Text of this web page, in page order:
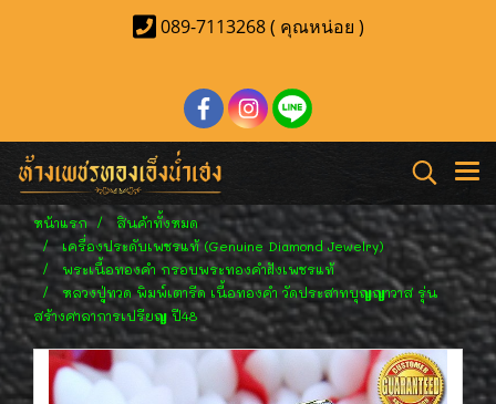
089-7113268 ( คุณหน่อย )
หน้าแรก
สินค้าทั้งหมด
เครื่องประดับเพชรแท้ (Genuine Diamond Jewelry)
พระเนื้อทองคำ กรอบพระทองคำฝังเพชรแท้
หลวงปู่ทวด พิมพ์เตารีด เนื้อทองคำ วัดประสาทบุญญาวาส รุ่น
สร้างศาลาการเปรียญ ปี48